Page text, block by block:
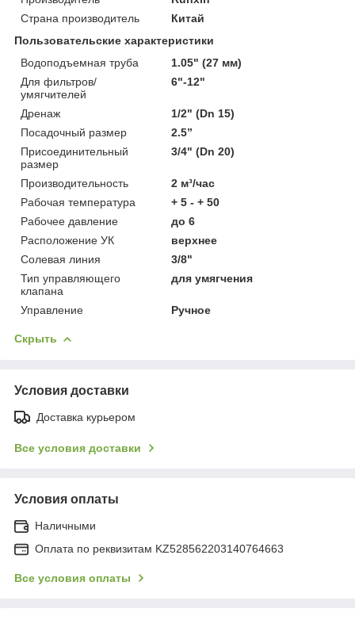
Страна производитель
Китай
Пользовательские характеристики
Водоподъемная труба
1.05" (27 мм)
Для фильтров/
умягчителей
6"-12"
Дренаж
1/2" (Dn 15)
Посадочный размер
2.5”
Присоединительный
размер
3/4" (Dn 20)
Производительность
2 м³/час
Рабочая температура
+ 5 - + 50
Рабочее давление
до 6
Расположение УК
верхнее
Солевая линия
3/8"
Тип управляющего
клапана
для умягчения
Управление Ручное
Скрыть
Условия доставки
Доставка курьером
Все условия доставки
Условия оплаты
Наличными
Оплата по реквизитам KZ528562203140764663
Все условия оплаты